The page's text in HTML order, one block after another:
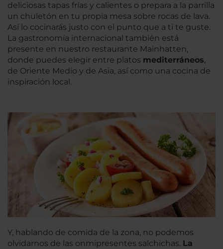
deliciosas tapas frías y calientes o prepara a la parrilla
un chuletón en tu propia mesa sobre rocas de lava.
Así lo cocinarás justo con el punto que a ti te guste.
La gastronomía internacional también está
presente en nuestro restaurante Mainhatten,
donde puedes elegir entre platos mediterráneos,
de Oriente Medio y de Asia, así como una cocina de
inspiración local.
Y, hablando de comida de la zona, no podemos
olvidarnos de las onmipresentes salchichas. La